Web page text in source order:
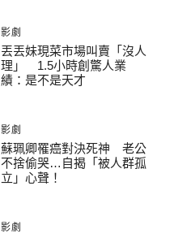
影劇
丟丟妹現菜市場叫賣「沒人
理」 1.5小時創驚人業
績：是不是天才
影劇
蘇珮卿罹癌對決死神 老公
不捨偷哭…自揭「被人群孤
立」心聲！
影劇